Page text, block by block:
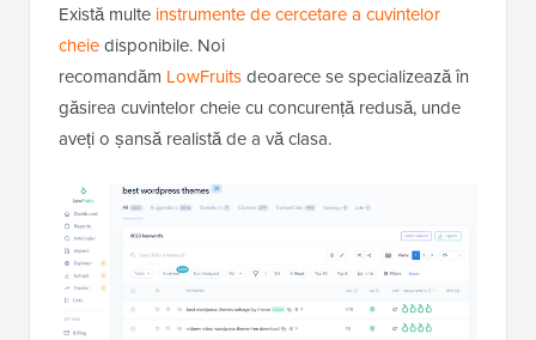
Există multe instrumente de cercetare a cuvintelor
cheiedisponibile. Noi
recomandăm LowFruitsdeoarece se specializează în
găsirea cuvintelor cheie cu concurență redusă, unde
aveți o șansă realistă de a vă clasa.